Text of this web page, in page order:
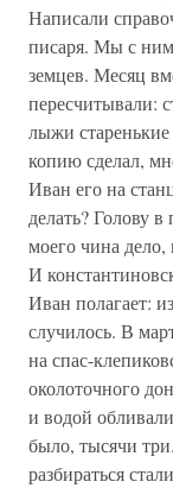
Написали
писаря. Мы с
земцев. Месяц
пересчитывали:
лыжи
копию сделал,
Иван его на
делать? Голову
моего чина
И
Иван полагает:
случилось. В
на спас-
околоточного
и водой
было, тысячи
разбираться